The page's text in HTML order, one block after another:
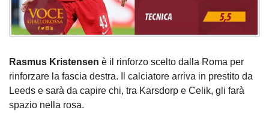
Rasmus Kristensen è il rinforzo scelto dalla Roma per
rinforzare la fascia destra. Il calciatore arriva in prestito da
Leeds e sarà da capire chi, tra Karsdorp e Celik, gli farà
spazio nella rosa.